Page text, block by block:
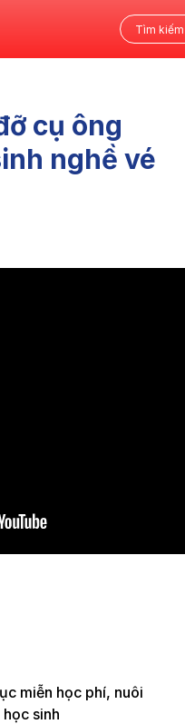
cụ ông
nghề vé
miễn học phí, nuôi
sinh